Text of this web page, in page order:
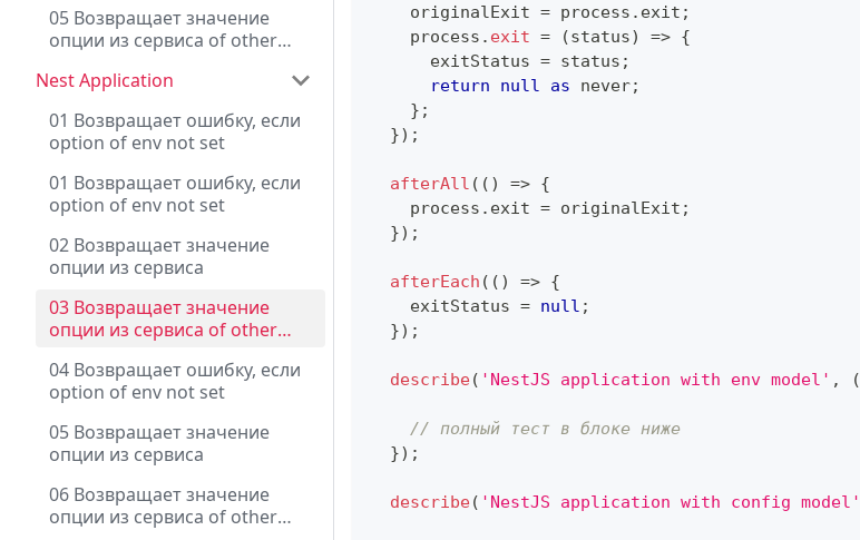
05 Возвращает значение
опции из сервиса of other
Nest Application
01 Возвращает ошибку, если
option of env not set
01 Возвращает ошибку, если
option of env not set
02 Возвращает значение
опции из сервиса
03 Возвращает значение
опции из сервиса of other
04 Возвращает ошибку, если
option of env not set
05 Возвращает значение
опции из сервиса
06 Возвращает значение
опции из сервиса of other
    originalExit
= process . exit ;
    process
. exit = (status) => {
      exitStatus
= status ;
return
null as never;
} ;
}) ;
afterAll ( ( ) => {
    process
. exit = originalExit ;
}) ;
afterEach ( ( ) => {
    exitStatus
= null ;
}) ;
describe( 'NestJS application with env model' , (
// полный тест в блоке ниже
}) ;
describe( 'NestJS application with config model'